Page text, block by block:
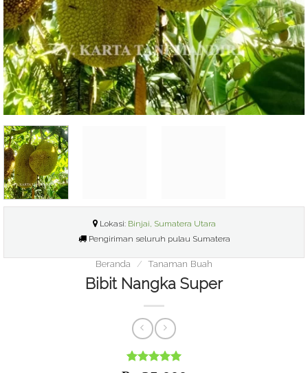
Lokasi: Binjai, Sumatera Utara
Pengiriman seluruh pulau Sumatera
Beranda / Tanaman Buah
Bibit Nangka Super